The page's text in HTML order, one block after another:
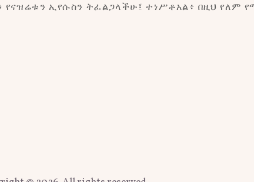
የናዝሬቱን ኢየሱስን ትፈልጋላችሁ፤ ተነሥቶአል፥ በዚህ የለም